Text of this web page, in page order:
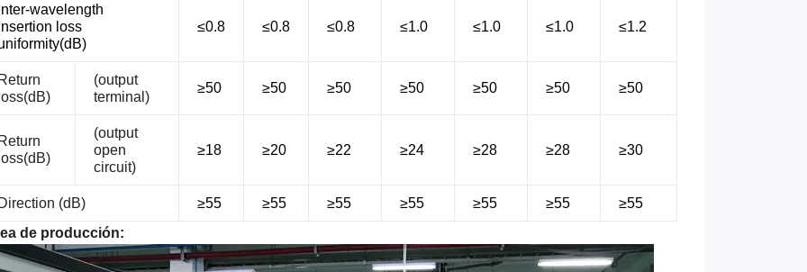
wavelength
loss
≤0.8 ≤0.8 ≤0.8 ≤1.0 ≤1.0 ≤1.0 ≤1.2
(dB)
(output
terminal )
≥50 ≥50 ≥50 ≥50 ≥50 ≥50 ≥50
(dB)
(output
open
circuit)
≥18 ≥20 ≥22 ≥24 ≥28 ≥28 ≥30
(dB) ≥55 ≥55 ≥55 ≥55 ≥55 ≥55
≥55
de producción: